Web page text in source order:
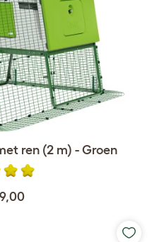
ren (2 m) - Groen